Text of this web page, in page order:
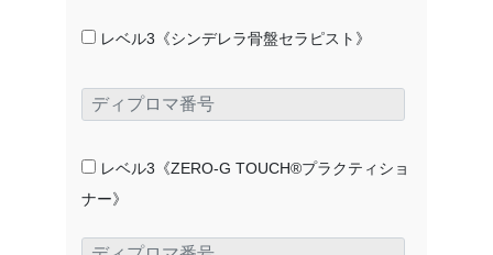
レベル3《シンデレラ骨盤セラピスト》
レベル3《ZERO-G TOUCH®プラクティショ
ナー》